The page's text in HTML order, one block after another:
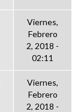
Viernes,
Febrero
2, 2018 -
02:11
Viernes,
Febrero
2, 2018 -